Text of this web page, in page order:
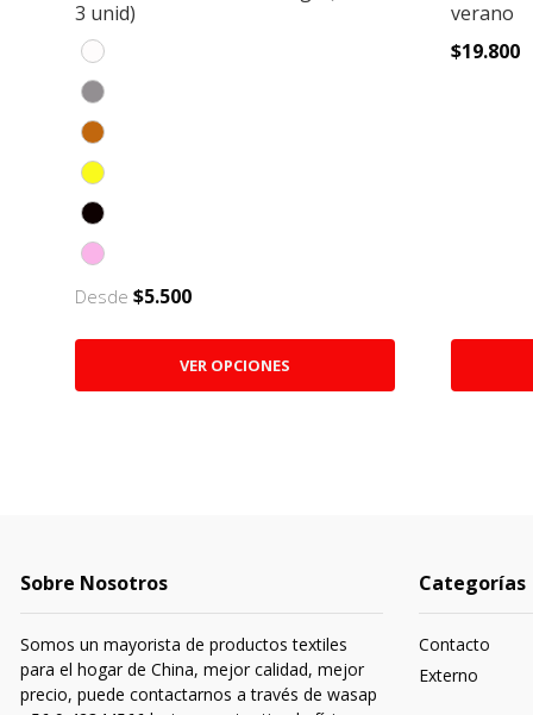
3 unid)
Desde $5.500
VER OPCIONES
verano
$19.800
Sobre Nosotros
Somos un mayorista de productos textiles
para el hogar de China, mejor calidad, mejor
precio, puede contactarnos a través de wasap
Categorías
Contacto
Externo